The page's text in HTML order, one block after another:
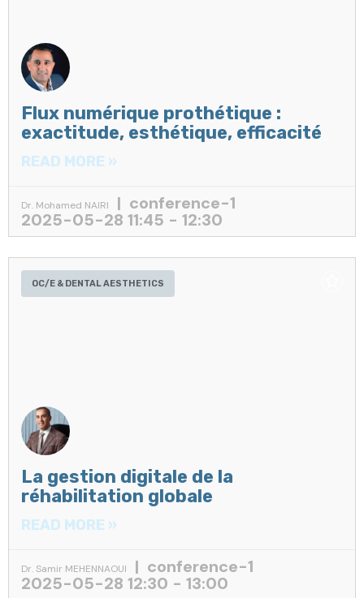
Flux numérique prothétique :
exactitude, esthétique, efficacité
READ MORE »
Dr. Mohamed NAIRI
conference-1
2025-05-28 11:45 - 12:30
OC/E & DENTAL AESTHETICS
La gestion digitale de la
réhabilitation globale
READ MORE »
Dr. Samir MEHENNAOUI
conference-1
2025-05-28 12:30 - 13:00